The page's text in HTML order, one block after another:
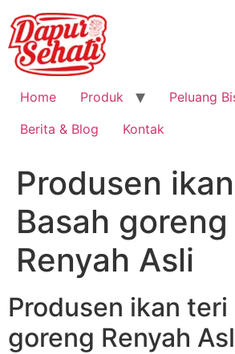
Home Produk
Peluang
Berita & Blog
Kontak
Produsen
Basah goreng
Renyah Asli
Produsen ikan teri
goreng Renyah